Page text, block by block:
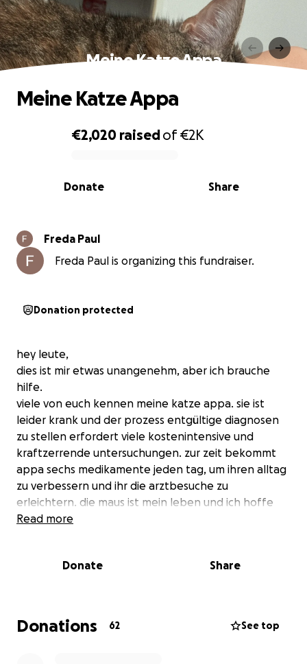
Meine Katze Appa
0% complete
€2,020 raisedof€2K
Share
Donate
Meine Katze Appa
Freda Paul
Freda Paul is organizing this fundraiser.
Donation protected
hey leute,
dies ist mir etwas unangenehm, aber ich brauche
hilfe.
viele von euch kennen meine katze appa. sie ist
leider krank und der prozess entgültige diagnosen
zu stellen erfordert viele kostenintensive und
kraftzerrende untersuchungen. zur zeit bekommt
appa sechs medikamente jeden tag, um ihren alltag
zu verbessern und ihr die arztbesuche zu
erleichtern. die maus ist mein leben und ich hoffe
zutiefst, dass sie nichts schlimmeres hat.
bestmöglichen behandlungen bieten können.
dringend braucht, dann unterstützt appa gerne
über den link. ich garantiere zu 1000%, dass alle
Read more
Donate Share
Donations 62 See top